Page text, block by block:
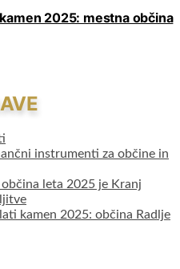
2025: mestna občina
instrumenti za občine in
leta 2025 je Kranj
kamen 2025: občina Radlje